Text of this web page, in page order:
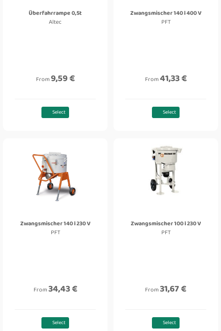
Überfahrrampe 0,5t
Altec
From9,59 €
Select
Zwangsmischer 140 l 400 V
PFT
From41,33 €
Select
Zwangsmischer 140 l 230 V
PFT
From34,43 €
Select
Zwangsmischer 100 l 230 V
PFT
From31,67 €
Select